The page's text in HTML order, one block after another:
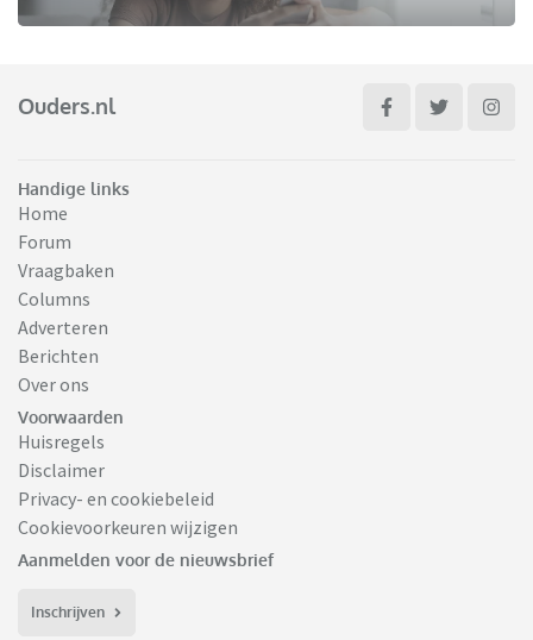
Ouders.nl
Handige links
Home
Forum
Vraagbaken
Columns
Adverteren
Berichten
Over ons
Voorwaarden
Huisregels
Disclaimer
Privacy- en cookiebeleid
Cookievoorkeuren wijzigen
Aanmelden voor de nieuwsbrief
Inschrijven